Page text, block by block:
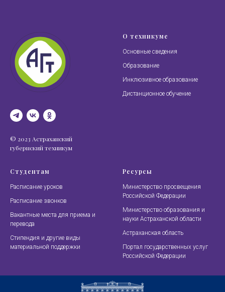
© 2023 Астраханский
губернский техникум
О техникуме
Основные сведения
Образование
Инклюзивное образование
Дистанционное обучение
Студентам
Расписание уроков
Расписание звонков
Вакантные места для приема и
перевода
Стипендия и другие виды
материальной поддержки
Ресурсы
Министерство просвещения
Российской Федерации
Министерство образования и
науки Астраханской области
Астраханская область
Портал государственных услуг
Российской Федерации